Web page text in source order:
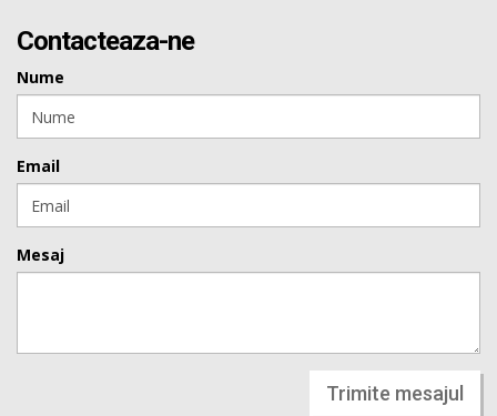
Contacteaza-ne
Nume
Email
Mesaj
Trimite mesajul